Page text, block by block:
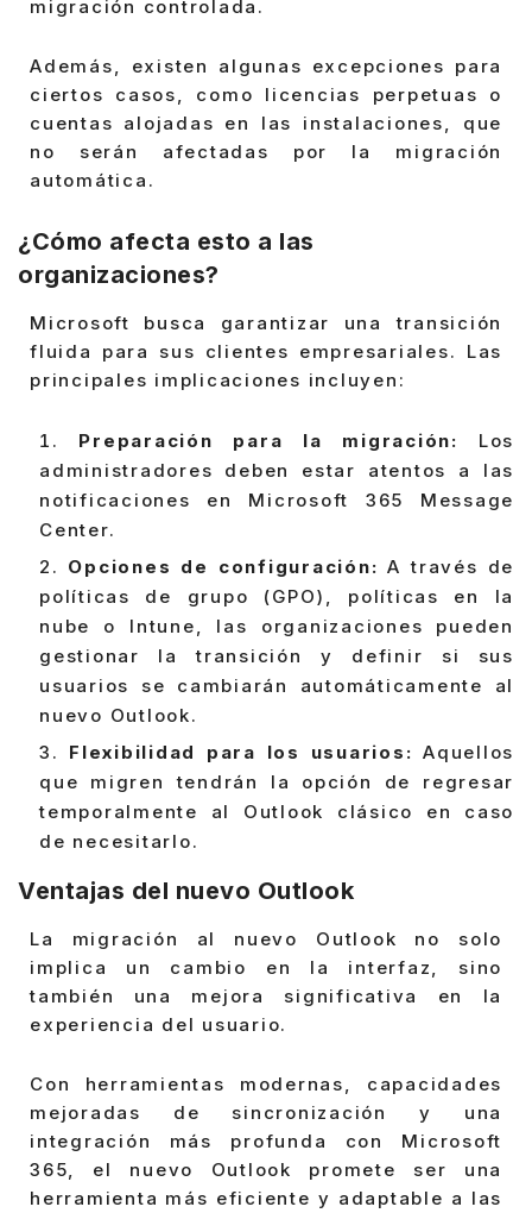
migración controlada.
Además, existen algunas excepciones para
ciertos casos, como licencias perpetuas o
cuentas alojadas en las instalaciones, que
no serán afectadas por la migración
automática.
¿Cómo afecta esto a las
organizaciones?
Microsoft busca garantizar una transición
fluida para sus clientes empresariales. Las
principales implicaciones incluyen:
Preparación para la migración:
Los
administradores deben estar atentos a las
notificaciones en Microsoft 365 Message
Center.
Opciones de configuración: A través de
políticas de grupo (GPO), políticas en la
nube o Intune, las organizaciones pueden
gestionar la transición y definir si sus
usuarios se cambiarán automáticamente al
nuevo Outlook.
Flexibilidad para los usuarios: Aquellos
que migren tendrán la opción de regresar
temporalmente al Outlook clásico en caso
de necesitarlo.
Ventajas del nuevo Outlook
La migración al nuevo Outlook no solo
implica un cambio en la interfaz, sino
también una mejora significativa en la
experiencia del usuario.
Con herramientas modernas, capacidades
mejoradas de sincronización y una
integración más profunda con Microsoft
365, el nuevo Outlook promete ser una
herramienta más eficiente y adaptable a las